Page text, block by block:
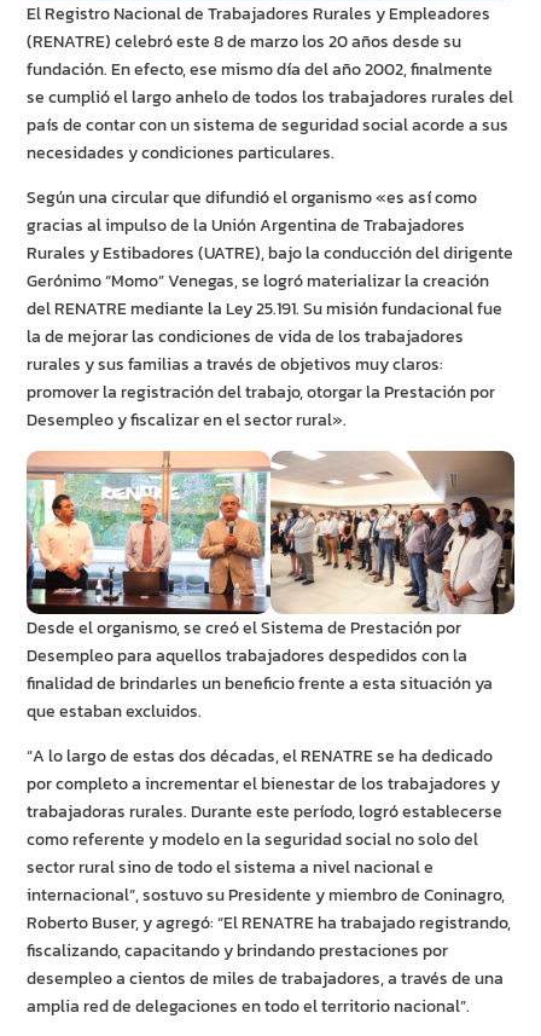
El Registro Nacional de Trabajadores Rurales y Empleadores
(RENATRE) celebró este 8 de marzo los 20 años desde su
fundación. En efecto, ese mismo día del año 2002, finalmente
se cumplió el largo anhelo de todos los trabajadores rurales del
país de contar con un sistema de seguridad social acorde a sus
necesidades y condiciones particulares.
Según una circular que difundió el organismo «es así como
gracias al impulso de la Unión Argentina de Trabajadores
Rurales y Estibadores (UATRE), bajo la conducción del dirigente
Gerónimo “Momo” Venegas, se logró materializar la creación
del RENATRE mediante la Ley 25.191. Su misión fundacional fue
la de mejorar las condiciones de vida de los trabajadores
rurales y sus familias a través de objetivos muy claros:
promover la registración del trabajo, otorgar la Prestación por
Desempleo y fiscalizar en el sector rural».
Desde el organismo, se creó el Sistema de Prestación por
Desempleo para aquellos trabajadores despedidos con la
finalidad de brindarles un beneficio frente a esta situación ya
que estaban excluidos.
“A lo largo de estas dos décadas, el RENATRE se ha dedicado
por completo a incrementar el bienestar de los trabajadores y
trabajadoras rurales. Durante este período, logró establecerse
como referente y modelo en la seguridad social no solo del
sector rural sino de todo el sistema a nivel nacional e
internacional”, sostuvo su Presidente y miembro de Coninagro,
Roberto Buser, y agregó: “El RENATRE ha trabajado registrando,
fiscalizando, capacitando y brindando prestaciones por
desempleo a cientos de miles de trabajadores, a través de una
amplia red de delegaciones en todo el territorio nacional”.